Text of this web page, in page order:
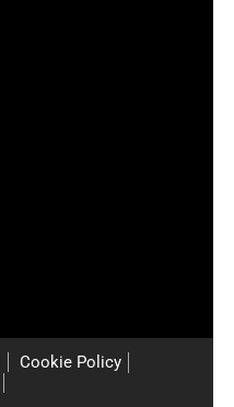
Cookie Policy